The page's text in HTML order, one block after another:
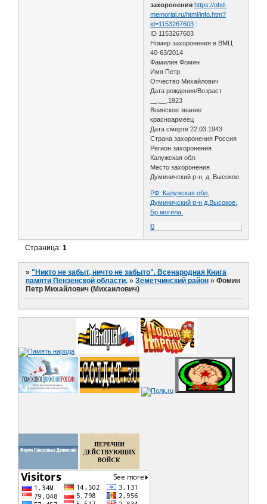
захоронения https://obd-
memorial.ru/html/info.htm?
id=1153267603 :
ID 1153267603
Номер захоронения в ВМЦ
40-63/2014
Фамилия Фомин
Имя Петр
Отчество Михайлович
Дата рождения/Возраст
__.__.1923
Воинское звание
красноармеец
Дата смерти 22.03.1943
Страна захоронения Россия
Регион захоронения
Калужская обл.
Место захоронения
Думиничский р-н, д. Высокое.
РФ. Калужская обл.
Думиничский р-н д.Высокое.
Бр.могила.
0
Страница:1
»"Никто не забыт, ничто не забыто". Всенародная Книга
памяти Пензенской области. »Земетчинский район »Фомин
Петр Михайлович (Михаилович)